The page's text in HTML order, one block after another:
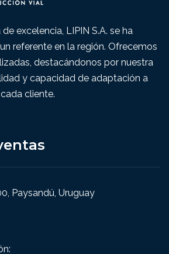
excelencia, LIPIN S.A. se ha
referente en la región. Ofrecemos
destacándonos por nuestra
y capacidad de adaptación a
cliente.
Paysandú, Uruguay